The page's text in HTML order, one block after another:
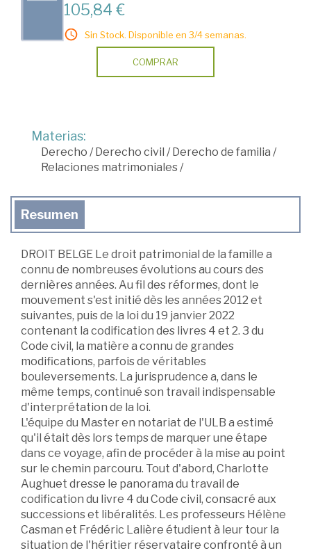
105,84 €
Sin Stock. Disponible en 3/4 semanas.
COMPRAR
Materias:
Derecho / Derecho civil / Derecho de familia /
Relaciones matrimoniales/
Resumen
DROIT BELGE Le droit patrimonial de la famille a
connu de nombreuses évolutions au cours des
dernières années. Au fil des réformes, dont le
mouvement s'est initié dès les années 2012 et
suivantes, puis de la loi du 19 janvier 2022
contenant la codification des livres 4 et 2. 3 du
Code civil, la matière a connu de grandes
modifications, parfois de véritables
bouleversements. La jurisprudence a, dans le
même temps, continué son travail indispensable
d'interprétation de la loi.
L'équipe du Master en notariat de l'ULB a estimé
qu'il était dès lors temps de marquer une étape
dans ce voyage, afin de procéder à la mise au point
sur le chemin parcouru. Tout d'abord, Charlotte
Aughuet dresse le panorama du travail de
codification du livre 4 du Code civil, consacré aux
successions et libéralités. Les professeurs Hélène
Casman et Frédéric Lalière étudient à leur tour la
situation de l'héritier réservataire confronté à un